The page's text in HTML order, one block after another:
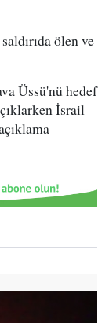
ölen ve
Üssü'nü hedef
İsrail